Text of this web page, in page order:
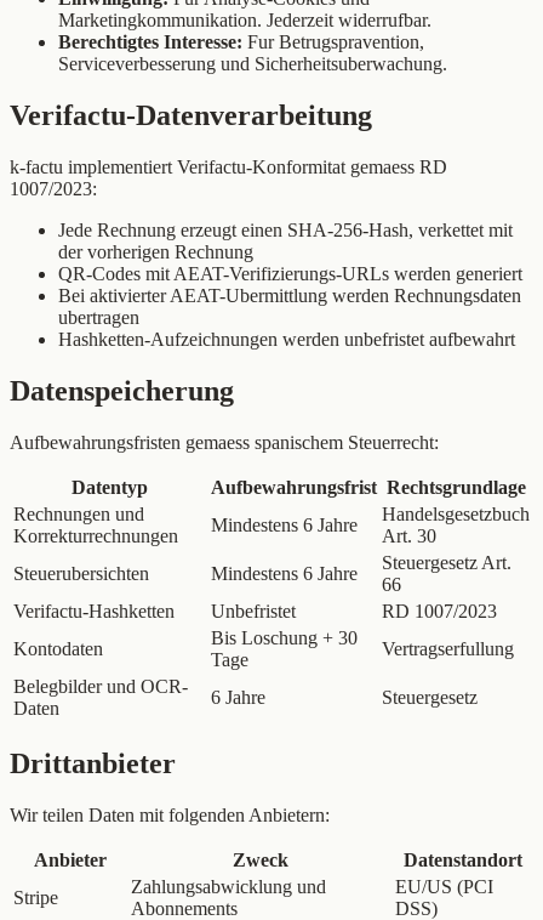
Marketingkommunikation. Jederzeit widerrufbar.
Berechtigtes Interesse: Fur Betrugspravention,
Serviceverbesserung und Sicherheitsuberwachung.
Verifactu-Datenverarbeitung
k-factu implementiert Verifactu-Konformitat gemaess RD
1007/2023:
Jede Rechnung erzeugt einen SHA-256-Hash, verkettet mit
der vorherigen Rechnung
QR-Codes mit AEAT-Verifizierungs-URLs werden generiert
Bei aktivierter AEAT-Ubermittlung werden Rechnungsdaten
ubertragen
Hashketten-Aufzeichnungen werden unbefristet aufbewahrt
Datenspeicherung
Aufbewahrungsfristen gemaess spanischem Steuerrecht:
Datentyp Aufbewahrungsfrist Rechtsgrundlage
Rechnungen und
Korrekturrechnungen
Mindestens 6 Jahre
Handelsgesetzbuch
Art. 30
Steuerubersichten
Mindestens 6 Jahre
Steuergesetz Art.
66
Verifactu-Hashketten
Unbefristet
RD 1007/2023
Kontodaten
Bis Loschung + 30
Tage
Vertragserfullung
Belegbilder und OCR-
Daten
6 Jahre Steuergesetz
Drittanbieter
Wir teilen Daten mit folgenden Anbietern:
Anbieter Zweck
Datenstandort
Stripe
Zahlungsabwicklung und
Abonnements
EU/US (PCI
DSS)